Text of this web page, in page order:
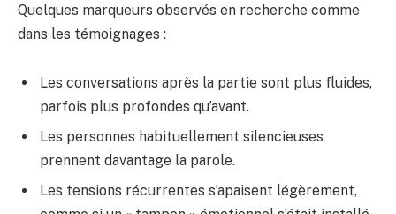
Quelques marqueurs observés en recherche comme
dans les témoignages :
Les conversations après la partie sont plus fluides,
parfois plus profondes qu’avant.
Les personnes habituellement silencieuses
prennent davantage la parole.
Les tensions récurrentes s’apaisent légèrement,